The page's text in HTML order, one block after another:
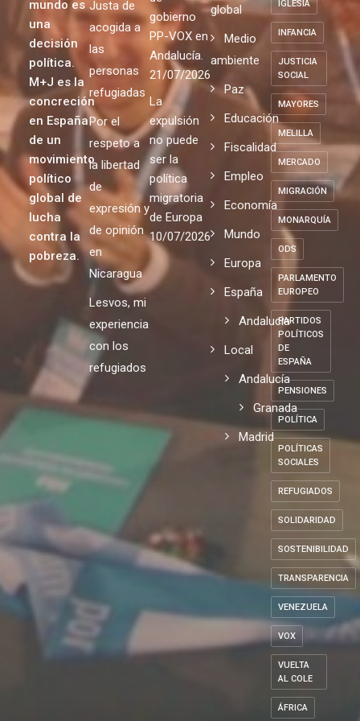
mundo es
una
decisión
política.
M+J es la
concreción
en España
de un
movimiento
político
global de
lucha
contra la
pobreza.
Justa de
acogida a
las
personas
refugiadas
Por el
respeto a
la libertad
de
expresión y
de opinión
en
Nicaragua
Lesvos, mi
experiencia
con los
refugiados
gobierno
PP-VOX en
Andalucía.
21/07/2026
La
expulsión
no puede
ser la
política
migratoria
de Europa
10/07/2026
global
Medio
ambiente
Paz
Educación
Fiscalidad
Empleo
Economía
Mundo
Europa
España
Andalucia
Local
Andalucía
Granada
Madrid
IGLESIA
INFANCIA
JUSTICIA
SOCIAL
MAYORES
MELILLA
MERCADO
MIGRACIÓN
MONARQUÍA
ODS
PARLAMENTO
EUROPEO
PARTIDOS
POLÍTICOS
DE
ESPAÑA
PENSIONES
POLÍTICA
POLÍTICAS
SOCIALES
REFUGIADOS
SOLIDARIDAD
SOSTENIBILIDAD
TRANSPARENCIA
VENEZUELA
VOX
VUELTA
AL COLE
ÁFRICA